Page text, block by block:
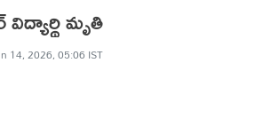
మృతి
14, 2026, 05:06 IST